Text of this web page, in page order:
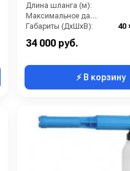
Длина шланга (м):
Максимальное давление (бар):
Габариты (ДхШхВ):
40
34 000 руб.
⚡ В корзину